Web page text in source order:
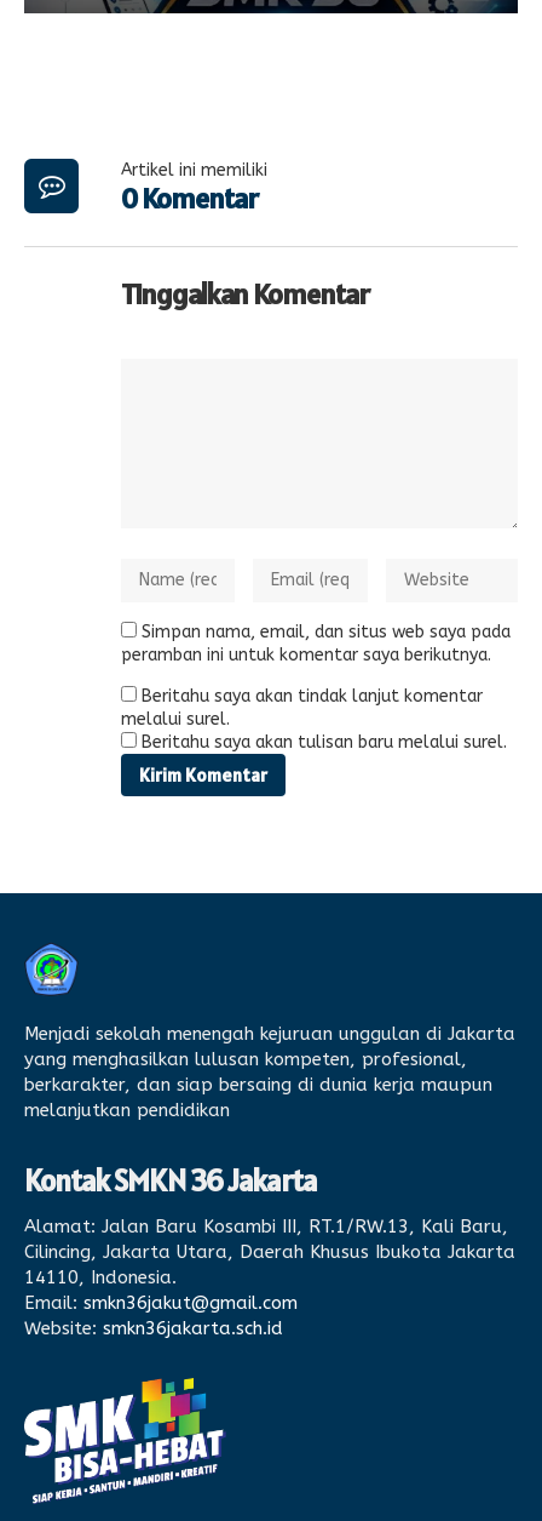
Artikel ini memiliki
0 Komentar
Tinggalkan Komentar
Simpan nama, email, dan situs web saya pada
peramban ini untuk komentar saya berikutnya.
Beritahu saya akan tindak lanjut komentar
melalui surel.
Beritahu saya akan tulisan baru melalui surel.
Menjadi sekolah menengah kejuruan unggulan di Jakarta
yang menghasilkan lulusan kompeten, profesional,
berkarakter, dan siap bersaing di dunia kerja maupun
melanjutkan pendidikan
Kontak SMKN 36 Jakarta
Alamat: Jalan Baru Kosambi III, RT.1/RW.13, Kali Baru,
Cilincing, Jakarta Utara, Daerah Khusus Ibukota Jakarta
14110, Indonesia.
Email: smkn36jakut@gmail.com
Website: smkn36jakarta.sch.id